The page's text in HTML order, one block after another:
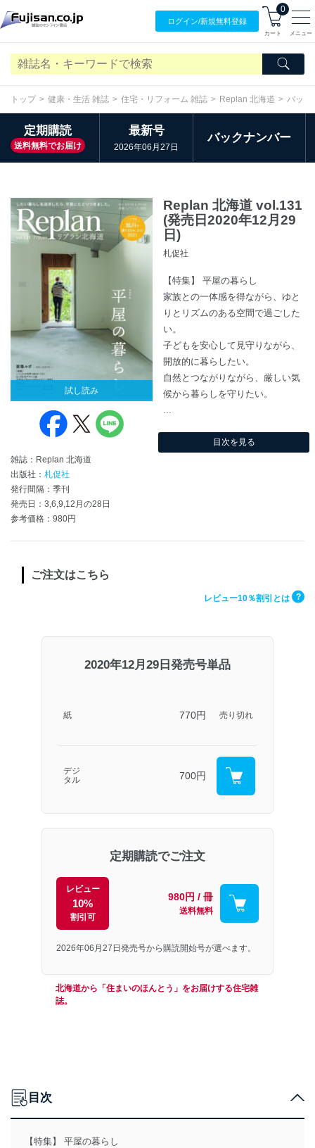
ログイン/新規無料登録
0
カート メニュー
トップ 健康・生活 雑誌 住宅・リフォーム 雑誌 Replan 北海道 バック
定期購読
送料無料でお届け
最新号
2026年06月27日
バックナンバー
試し読み
雑誌：Replan 北海道
出版社： 札促社
発行間隔：季刊
発売日：3,6,9,12月の28日
参考価格：980円
Replan 北海道 vol.131
(発売日2020年12月29
日)
札促社
【特集】 平屋の暮らし
家族との一体感を得ながら、ゆと
りとリズムのある空間で過ごした
い。
子どもを安心して見守りながら、
開放的に暮らしたい。
自然とつながりながら、厳しい気
候から暮らしを守りたい。
...
目次を見る
ご注文はこちら
レビュー10％割引とは ?
2020年12月29日発売号単品
紙 770円 売り切れ
デジ
タル
700円
定期購読でご注文
レビュー
10%
割引可
980円 / 冊
送料無料
2026年06月27日発売号から購読開始号が選べます。
北海道から「住まいのほんとう」をお届けする住宅雑
誌。
目次
【特集】 平屋の暮らし